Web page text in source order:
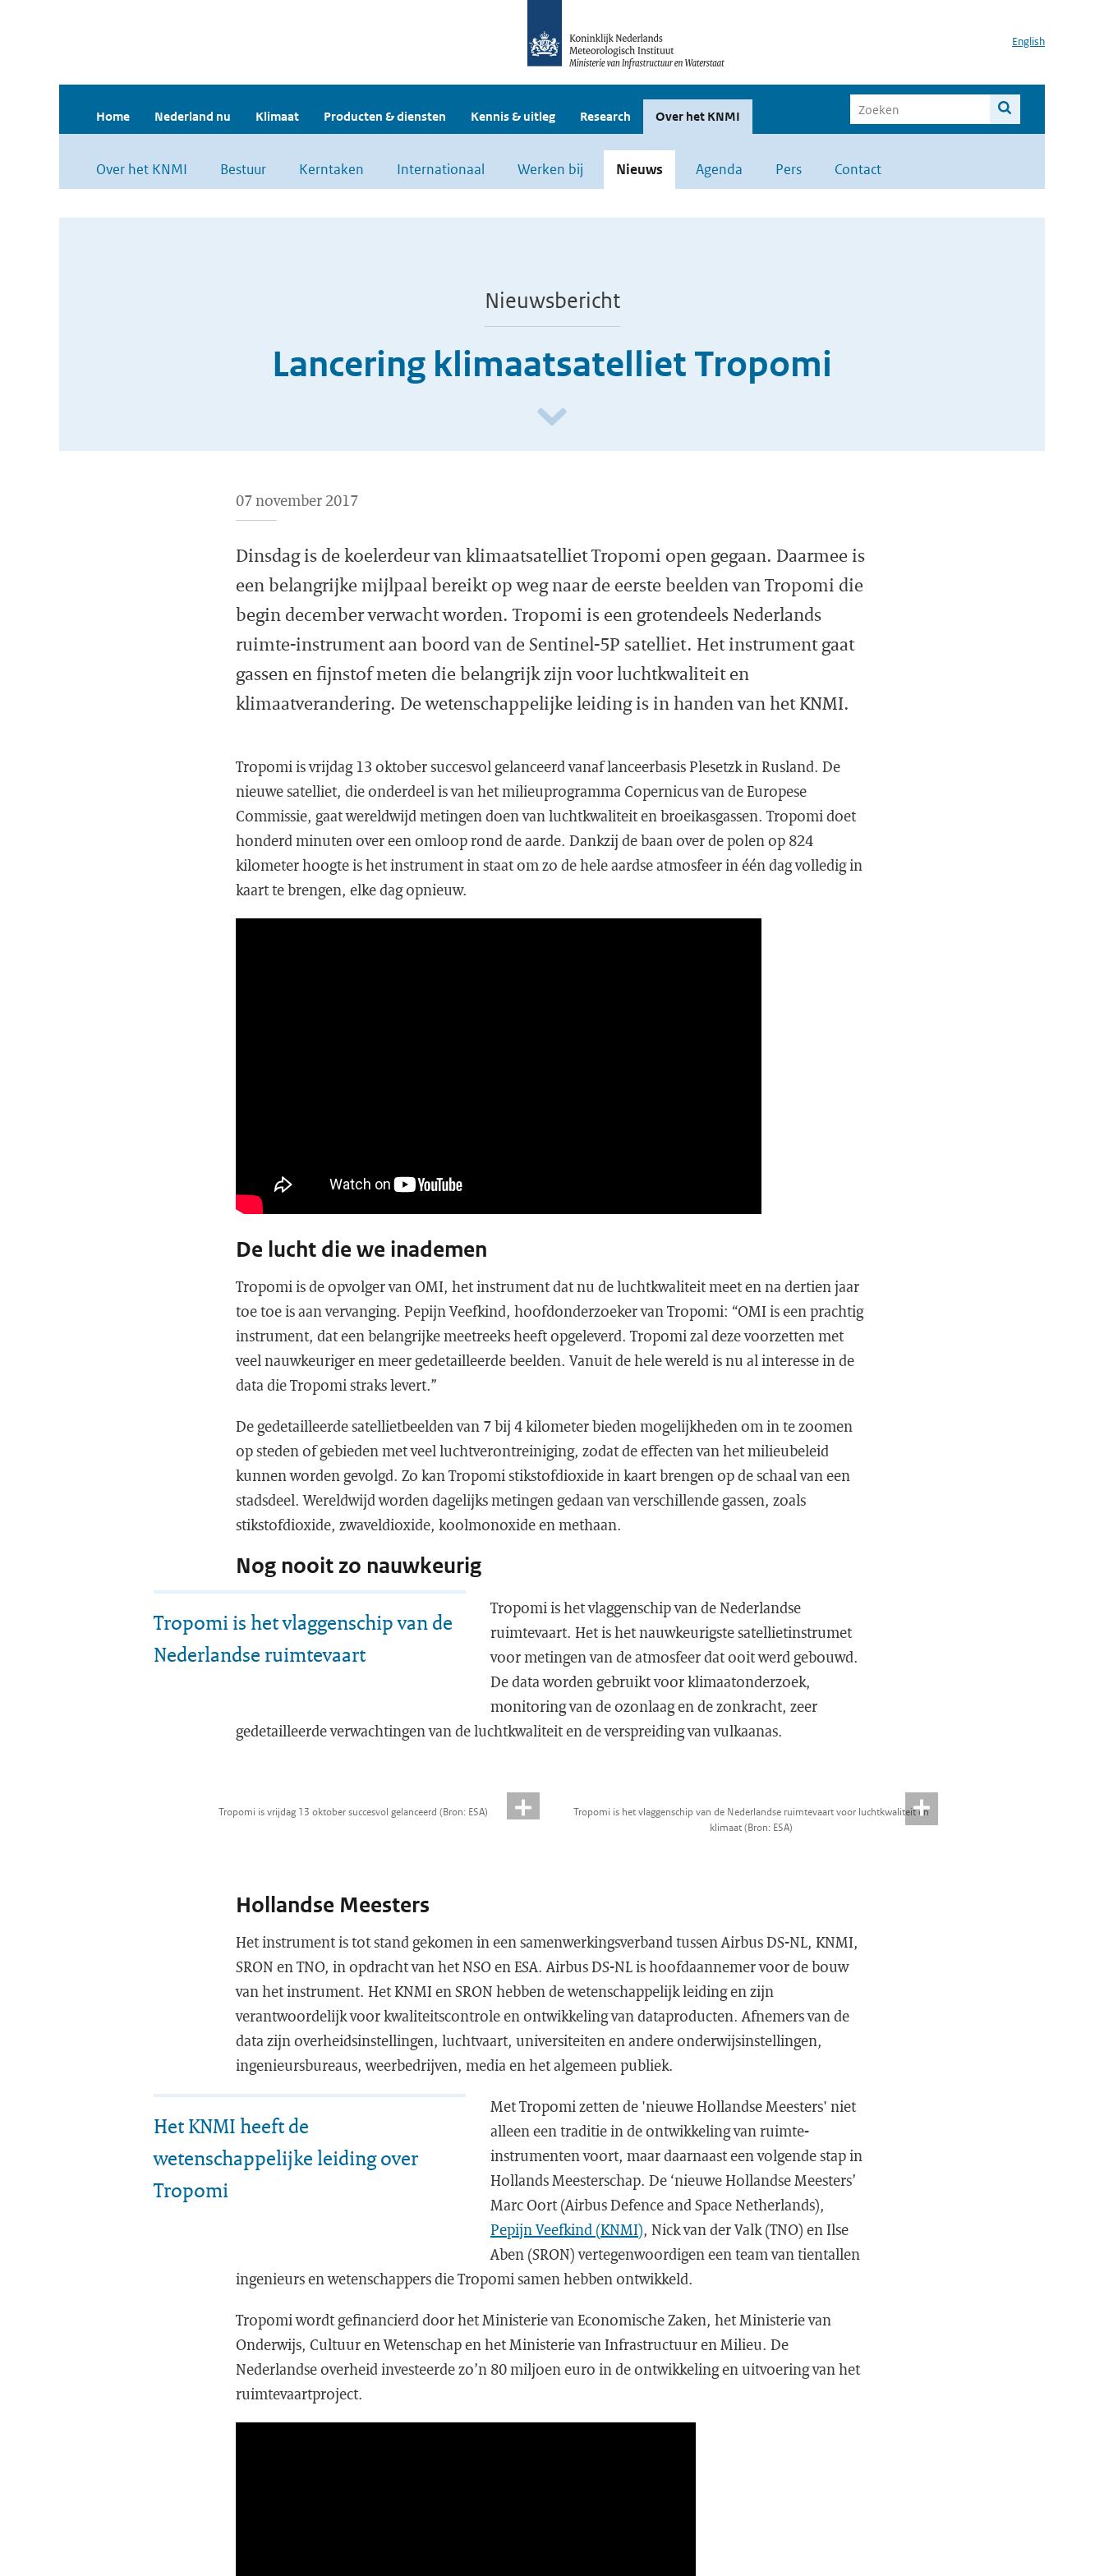
English
Home Nederland nu Klimaat Producten & diensten Kennis & uitleg Research Over het KNMI
Over het KNMI Bestuur Kerntaken Internationaal Werken bij Nieuws Agenda Pers Contact
Nieuwsbericht
Lancering klimaatsatelliet Tropomi
07 november 2017
Dinsdag is de koelerdeur van klimaatsatelliet Tropomi open gegaan. Daarmee is
een belangrijke mijlpaal bereikt op weg naar de eerste beelden van Tropomi die
begin december verwacht worden. Tropomi is een grotendeels Nederlands
ruimte-instrument aan boord van de Sentinel-5P satelliet. Het instrument gaat
gassen en fijnstof meten die belangrijk zijn voor luchtkwaliteit en
klimaatverandering. De wetenschappelijke leiding is in handen van het KNMI.
Tropomi is vrijdag 13 oktober succesvol gelanceerd vanaf lanceerbasis Plesetzk in Rusland. De
nieuwe satelliet, die onderdeel is van het milieuprogramma Copernicus van de Europese
Commissie, gaat wereldwijd metingen doen van luchtkwaliteit en broeikasgassen. Tropomi doet
honderd minuten over een omloop rond de aarde. Dankzij de baan over de polen op 824
kilometer hoogte is het instrument in staat om zo de hele aardse atmosfeer in één dag volledig in
kaart te brengen, elke dag opnieuw.
De lucht die we inademen
Tropomi is de opvolger van OMI, het instrument dat nu de luchtkwaliteit meet en na dertien jaar
toe toe is aan vervanging. Pepijn Veefkind, hoofdonderzoeker van Tropomi: “OMI is een prachtig
instrument, dat een belangrijke meetreeks heeft opgeleverd. Tropomi zal deze voorzetten met
veel nauwkeuriger en meer gedetailleerde beelden. Vanuit de hele wereld is nu al interesse in de
data die Tropomi straks levert.”
De gedetailleerde satellietbeelden van 7 bij 4 kilometer bieden mogelijkheden om in te zoomen
op steden of gebieden met veel luchtverontreiniging, zodat de effecten van het milieubeleid
kunnen worden gevolgd. Zo kan Tropomi stikstofdioxide in kaart brengen op de schaal van een
stadsdeel. Wereldwijd worden dagelijks metingen gedaan van verschillende gassen, zoals
stikstofdioxide, zwaveldioxide, koolmonoxide en methaan.
Nog nooit zo nauwkeurig
Tropomi is het vlaggenschip van de
Nederlandse ruimtevaart
Tropomi is het vlaggenschip van de Nederlandse
ruimtevaart. Het is het nauwkeurigste satellietinstrumet
voor metingen van de atmosfeer dat ooit werd gebouwd.
De data worden gebruikt voor klimaatonderzoek,
monitoring van de ozonlaag en de zonkracht, zeer
gedetailleerde verwachtingen van de luchtkwaliteit en de verspreiding van vulkaanas.
Tropomi is vrijdag 13 oktober succesvol gelanceerd (Bron: ESA)
Tropomi is het vlaggenschip van de Nederlandse ruimtevaart voor luchtkwaliteit en
klimaat (Bron: ESA)
Hollandse Meesters
Het instrument is tot stand gekomen in een samenwerkingsverband tussen Airbus DS-NL, KNMI,
SRON en TNO, in opdracht van het NSO en ESA. Airbus DS-NL is hoofdaannemer voor de bouw
van het instrument. Het KNMI en SRON hebben de wetenschappelijk leiding en zijn
verantwoordelijk voor kwaliteitscontrole en ontwikkeling van dataproducten. Afnemers van de
data zijn overheidsinstellingen, luchtvaart, universiteiten en andere onderwijsinstellingen,
ingenieursbureaus, weerbedrijven, media en het algemeen publiek.
Het KNMI heeft de
wetenschappelijke leiding over
Tropomi
Met Tropomi zetten de 'nieuwe Hollandse Meesters' niet
alleen een traditie in de ontwikkeling van ruimte-
instrumenten voort, maar daarnaast een volgende stap in
Hollands Meesterschap. De ‘nieuwe Hollandse Meesters’
Marc Oort (Airbus Defence and Space Netherlands),
Pepijn Veefkind (KNMI), Nick van der Valk (TNO) en Ilse
Aben (SRON) vertegenwoordigen een team van tientallen
ingenieurs en wetenschappers die Tropomi samen hebben ontwikkeld.
Tropomi wordt gefinancierd door het Ministerie van Economische Zaken, het Ministerie van
Onderwijs, Cultuur en Wetenschap en het Ministerie van Infrastructuur en Milieu. De
Nederlandse overheid investeerde zo’n 80 miljoen euro in de ontwikkeling en uitvoering van het
ruimtevaartproject.